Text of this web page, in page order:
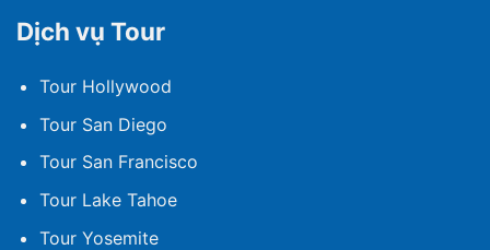
Dịch vụ Tour
Tour Hollywood
Tour San Diego
Tour San Francisco
Tour Lake Tahoe
Tour Yosemite